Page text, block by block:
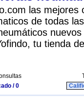
las mejores
de todas
tu tienda
/ 0